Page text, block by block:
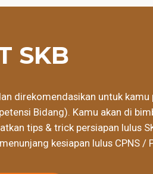
SKB
direkomendasikan untuk kamu
Bidang). Kamu akan di
tips & trick persiapan lulus
kesiapan lulus CPNS /